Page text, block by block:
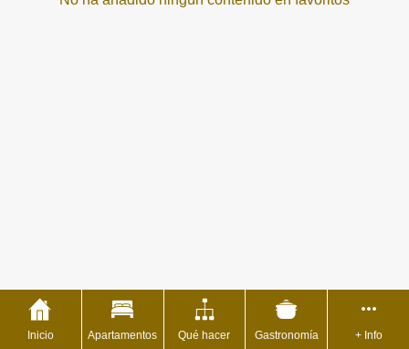
Inicio Apartamentos Qué hacer Gastronomía + Info